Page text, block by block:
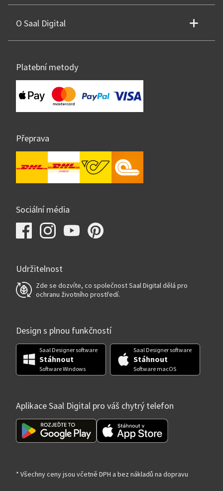
O Saal Digital
Platební metody
Přeprava
Sociální média
Udržitelnost
Zde se dozvíte, co společnost Saal Digital dělá pro
ochranu životního prostředí.
Design s plnou funkčností
Saal Designer software
Stáhnout
Software Windows
Saal Designer software
Stáhnout
Software macOS
Aplikace Saal Digital pro váš chytrý telefon
* Všechny ceny jsou včetně DPH a bez nákladů na dopravu